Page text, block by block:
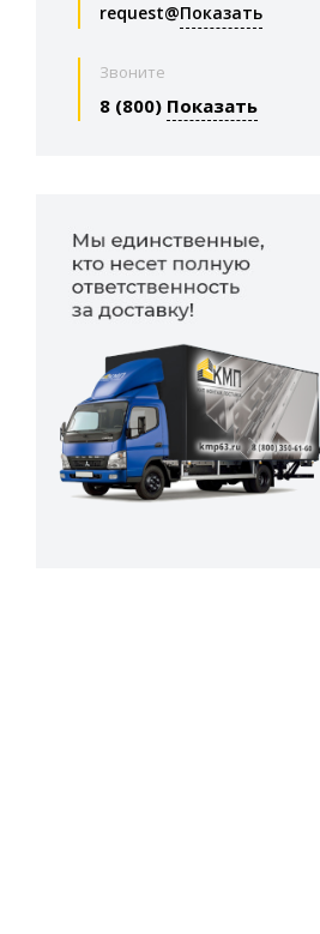
request@Показать
Звоните
8 (800) Показать